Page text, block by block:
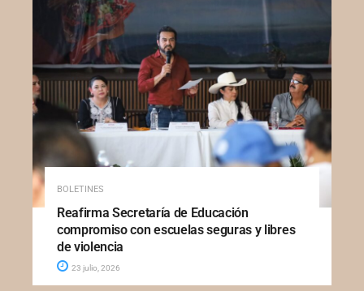
BOLETINES
Reafirma Secretaría de Educación
compromiso con escuelas seguras y libres
de violencia
23 julio, 2026